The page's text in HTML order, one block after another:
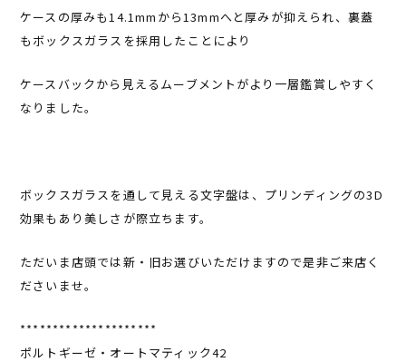
ケースの厚みも14.1mmから13mmへと厚みが抑えられ、裏蓋
もボックスガラスを採用したことにより
ケースバックから見えるムーブメントがより一層鑑賞しやすく
なりました。
ボックスガラスを通して見える文字盤は、プリンディングの3D
効果もあり美しさが際立ちます。
ただいま店頭では新・旧お選びいただけますので是非ご来店く
ださいませ。
*********************
ポルトギーゼ・オートマティック42